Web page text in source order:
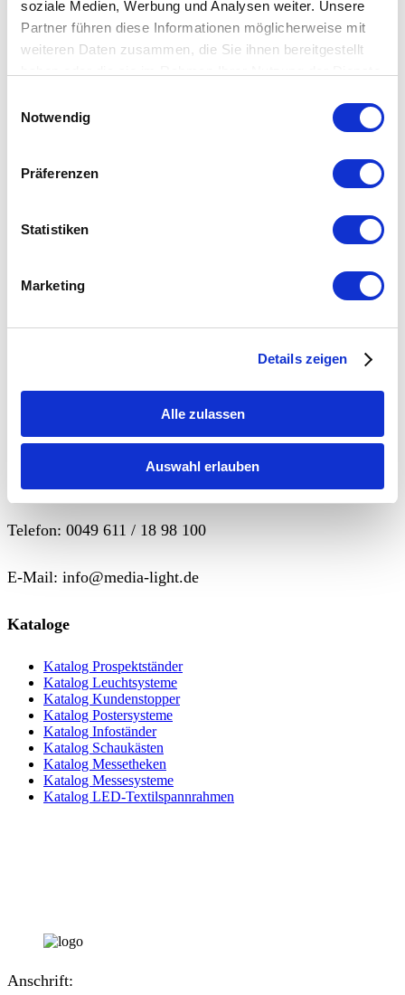
soziale Medien, Werbung und Analysen weiter. Unsere
Partner führen diese Informationen möglicherweise mit
weiteren Daten zusammen, die Sie ihnen bereitgestellt
Notwendig
Präferenzen
Statistiken
Marketing
Details zeigen
Alle zulassen
Auswahl erlauben
Zur Wunschliste hinzufügen
Schnellansicht
Erdspieß 60 cm/ø 12 mm
In den
Wir sind für Sie da !
Telefon: 0049 611 / 18 98 100
E-Mail: info@media-light.de
Kataloge
Katalog Prospektständer
Katalog Leuchtsysteme
Katalog Kundenstopper
Katalog Postersysteme
Katalog Infoständer
Katalog Schaukästen
Katalog Messetheken
Katalog Messesysteme
Katalog LED-Textilspannrahmen
Anschrift: